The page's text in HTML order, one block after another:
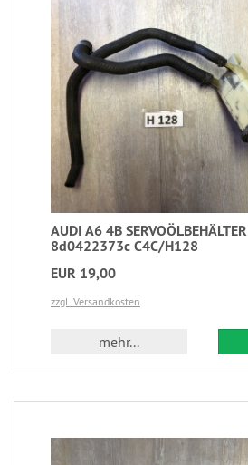
AUDI A6 4B
8d0422373c C4C/H128
EUR 19,00
zzgl. Versandkosten
mehr...